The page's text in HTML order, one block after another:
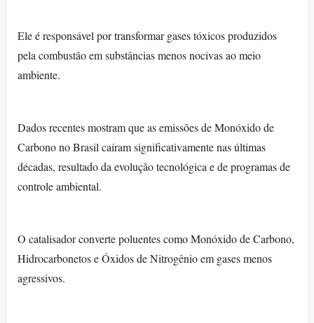
Ele é responsável por transformar gases tóxicos produzidos
pela combustão em substâncias menos nocivas ao meio
ambiente.
Dados recentes mostram que as emissões de Monóxido de
Carbono no Brasil caíram significativamente nas últimas
décadas, resultado da evolução tecnológica e de programas de
controle ambiental.
O catalisador converte poluentes como Monóxido de Carbono,
Hidrocarbonetos e Óxidos de Nitrogênio em gases menos
agressivos.